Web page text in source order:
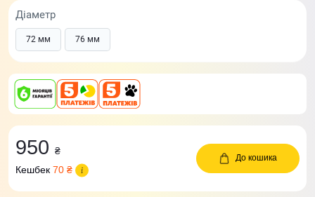
Діаметр
72 мм 76 мм
950 ₴
Кешбек 70 ₴
До кошика